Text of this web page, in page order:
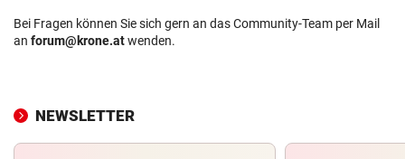
Bei Fragen können Sie sich gern an das Community-Team per Mail
an forum@krone.atwenden.
NEWSLETTER